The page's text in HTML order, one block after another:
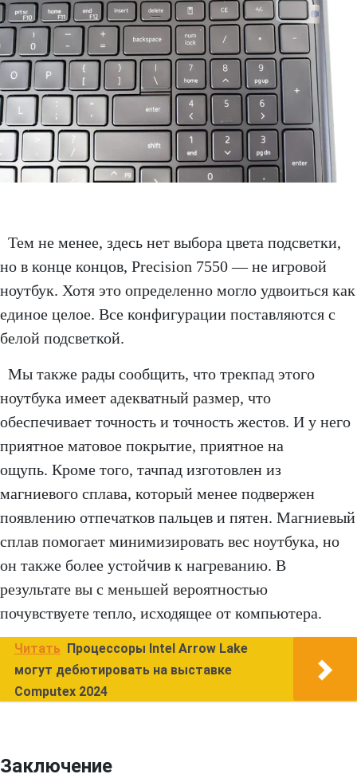
Тем не менее, здесь нет выбора цвета подсветки,
но в конце концов, Precision 7550 — не игровой
ноутбук. Хотя это определенно могло удвоиться как
единое целое. Все конфигурации поставляются с
белой подсветкой.
Мы также рады сообщить, что трекпад этого
ноутбука имеет адекватный размер, что
обеспечивает точность и точность жестов. И у него
приятное матовое покрытие, приятное на
ощупь. Кроме того, тачпад изготовлен из
магниевого сплава, который менее подвержен
появлению отпечатков пальцев и пятен. Магниевый
сплав помогает минимизировать вес ноутбука, но
он также более устойчив к нагреванию. В
результате вы с меньшей вероятностью
почувствуете тепло, исходящее от компьютера.
Читать Процессоры Intel Arrow Lake
могут дебютировать на выставке
Computex 2024
Заключение